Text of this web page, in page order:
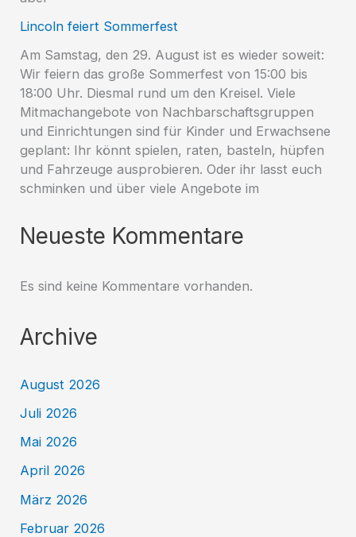
Lincoln feiert Sommerfest
Am Samstag, den 29. August ist es wieder soweit:
Wir feiern das große Sommerfest von 15:00 bis
18:00 Uhr. Diesmal rund um den Kreisel. Viele
Mitmachangebote von Nachbarschaftsgruppen
und Einrichtungen sind für Kinder und Erwachsene
geplant: Ihr könnt spielen, raten, basteln, hüpfen
und Fahrzeuge ausprobieren. Oder ihr lasst euch
schminken und über viele Angebote im
Neueste Kommentare
Es sind keine Kommentare vorhanden.
Archive
August 2026
Juli 2026
Mai 2026
April 2026
März 2026
Februar 2026